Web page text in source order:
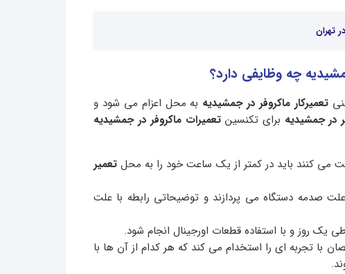
تهران
چه وظایفی دارد؟
تعمیرکار ماکروفر در جمشیدیه به محل اعزام می شود و
در جمشیدیه برای تکنسینتعمیرات ماکروفر در جمشیدیه
می کنند باید در کمتر از یک ساعت خود را به محل تعمیر
صدمه دستگاه می پردازند و توضیحاتی رابطه با علت
یک روز و با استفاده قطعات اورجینال انجام شود.
با تجربه ای را استخدام می کند که هر کدام از آن ها با